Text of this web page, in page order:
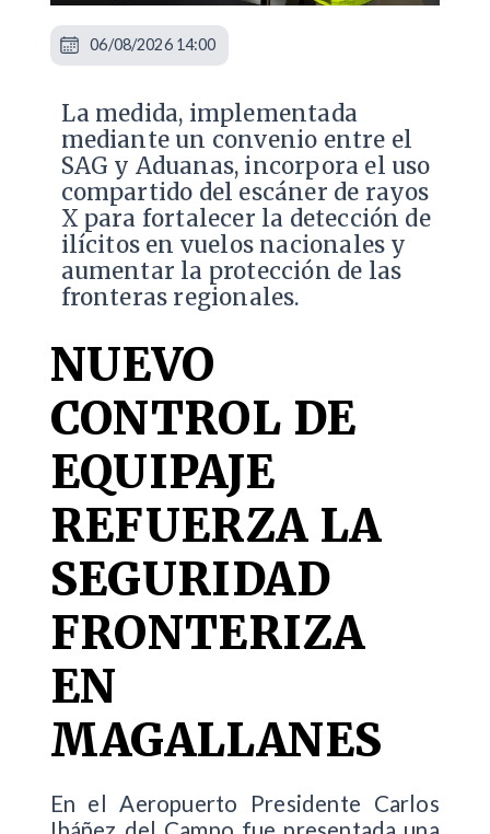
La medida, implementada
mediante un convenio entre el
SAG y Aduanas, incorpora el uso
compartido del escáner de rayos
X para fortalecer la detección de
ilícitos en vuelos nacionales y
aumentar la protección de las
fronteras regionales.
NUEVO
CONTROL DE
EQUIPAJE
REFUERZA LA
SEGURIDAD
FRONTERIZA
EN
MAGALLANES
En el Aeropuerto Presidente Carlos
06/08/2026 14:00